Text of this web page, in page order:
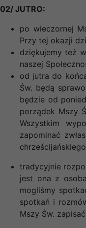
02/ JUTRO:
po wieczornej
Przy tej okazji
dziękujemy też
naszej
od jutra do
Św. będą
będzie od
porządek Mszy
Wszystkim
zapominać
tradycyjnie
jest ona z
mogliśmy
spotkań i
Mszy Św.